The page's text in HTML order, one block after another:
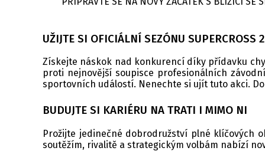
UŽIJTE SI OFICIÁLNÍ SEZÓNU SUPERCROSS
Získejte náskok nad konkurencí díky přídavku
proti nejnovější soupisce profesionálních
sportovních událostí. Nenechte si ujít tuto akci.
BUDUJTE SI KARIÉRU NA TRATI I MIMO NI
Prožijte jedinečné dobrodružství plné klíčových
soutěžím, rivalitě a strategickým volbám nabízí